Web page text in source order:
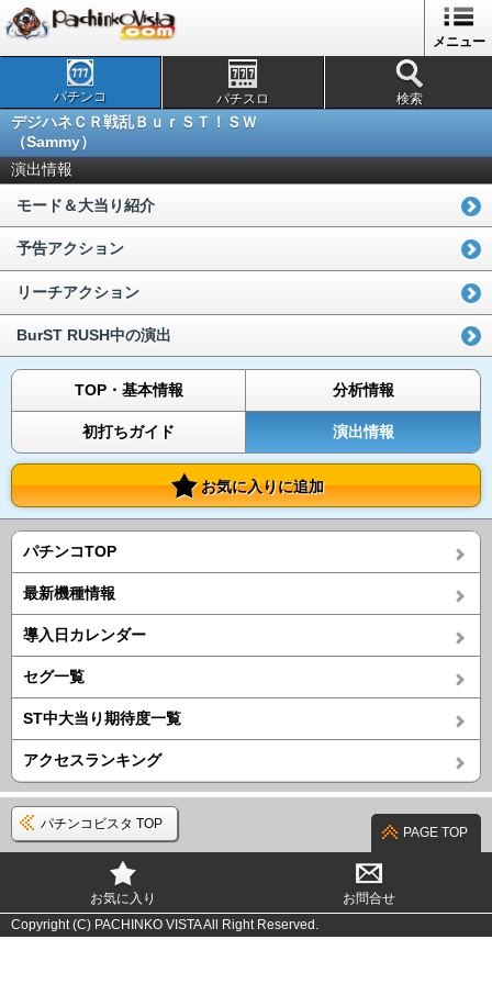
メニュー
パチンコ パチスロ 検索
デジハネＣＲ戦乱ＢｕｒＳＴ！ＳＷ
（Sammy）
演出情報
モード＆大当り紹介
予告アクション
リーチアクション
BurST RUSH中の演出
TOP・基本情報 分析情報
初打ちガイド 演出情報
お気に入りに追加
パチンコTOP
最新機種情報
導入日カレンダー
セグ一覧
ST中大当り期待度一覧
アクセスランキング
パチンコビスタ TOP
PAGE TOP
お気に入り
お問合せ
Copyright (C) PACHINKO VISTA All Right Reserved.